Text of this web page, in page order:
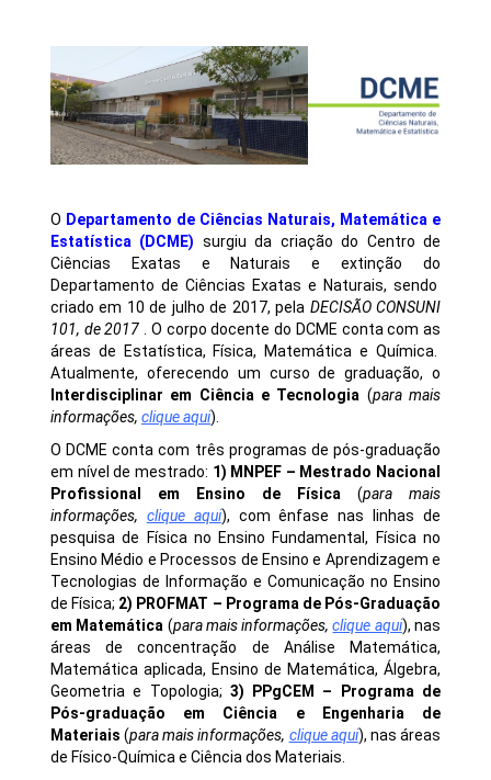
O Departamento de Ciências Naturais, Matemática e
Estatística (DCME) surgiu da criação do Centro de
Ciências Exatas e Naturais e extinção do
Departamento de Ciências Exatas e Naturais, sendo
criado em 10 de julho de 2017, pela DECISÃO CONSUNI
101, de 2017 . O corpo docente do DCME conta com as
áreas de Estatística, Física, Matemática e Química.
Atualmente, oferecendo um curso de graduação, o
Interdisciplinar em Ciência e Tecnologia (para mais
informações, clique aqui).
O DCME conta com três programas de pós-graduação
em nível de mestrado: 1) MNPEF – Mestrado Nacional
Profissional em Ensino de Física (para mais
informações, clique aqui), com ênfase nas linhas de
pesquisa de Física no Ensino Fundamental, Física no
Ensino Médio e Processos de Ensino e Aprendizagem e
Tecnologias de Informação e Comunicação no Ensino
de Física; 2) PROFMAT – Programa de Pós-Graduação
em Matemática (para mais informações, clique aqui), nas
áreas de concentração de Análise Matemática,
Matemática aplicada, Ensino de Matemática, Álgebra,
Geometria e Topologia; 3) PPgCEM – Programa de
Pós-graduação em Ciência e Engenharia de
Materiais (para mais informações, clique aqui), nas áreas
de Físico-Química e Ciência dos Materiais.